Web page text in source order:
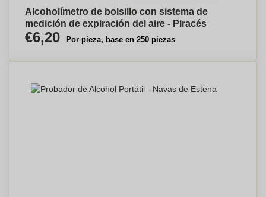
Alcoholímetro de bolsillo con sistema de
medición de expiración del aire - Piracés
€6,20 Por pieza, base en 250 piezas